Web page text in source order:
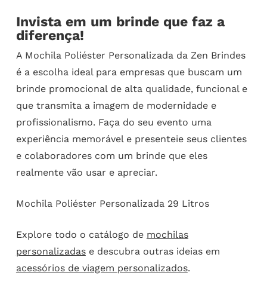
Invista em um brinde que faz a
diferença!
A Mochila Poliéster Personalizada da Zen Brindes
é a escolha ideal para empresas que buscam um
brinde promocional de alta qualidade, funcional e
que transmita a imagem de modernidade e
profissionalismo. Faça do seu evento uma
experiência memorável e presenteie seus clientes
e colaboradores com um brinde que eles
realmente vão usar e apreciar.
Mochila Poliéster Personalizada 29 Litros
Explore todo o catálogo de mochilas
personalizadase descubra outras ideias em
acessórios de viagem personalizados.